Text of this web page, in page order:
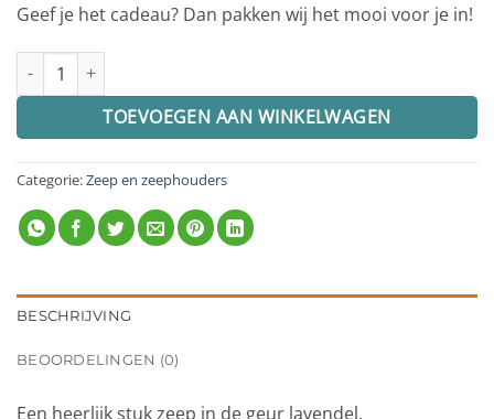
Geef je het cadeau? Dan pakken wij het mooi voor je in!
NATUURLIJKE BLOK ZEEP lavendel aantal
TOEVOEGEN AAN WINKELWAGEN
Categorie:Zeep en zeephouders
BESCHRIJVING
BEOORDELINGEN (0)
Een heerlijk stuk zeep in de geur lavendel.